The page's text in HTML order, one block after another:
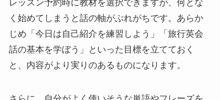
レッスン予約時に教材を選択できますが、何とな
く始めてしまうと話の軸がぶれがちです。あらか
じめ「今日は自己紹介を練習しよう」「旅行英会
話の基本を学ぼう」といった目標を立てておく
と、内容がより実りのあるものになります。